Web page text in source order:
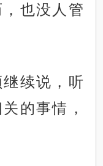
也没人管
续说，听
的事情，